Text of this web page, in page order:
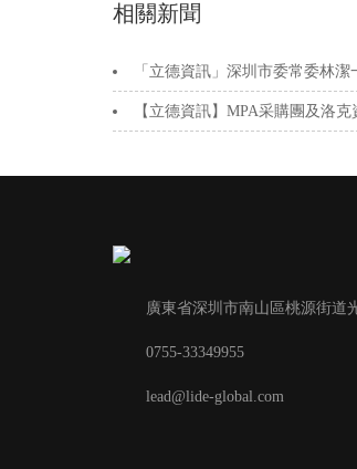
相關新聞
「立德資訊」深圳市委常委林
【立德資訊】MPA采購團及洛
廣東省深圳市南山區桃源街道
0755-33349955
lead@lide-global.com